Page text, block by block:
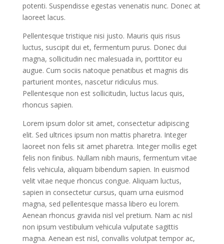
potenti. Suspendisse egestas venenatis nunc. Donec at
laoreet lacus.
Pellentesque tristique nisi justo. Mauris quis risus
luctus, suscipit dui et, fermentum purus. Donec dui
magna, sollicitudin nec malesuada in, porttitor eu
augue. Cum sociis natoque penatibus et magnis dis
parturient montes, nascetur ridiculus mus.
Pellentesque non est sollicitudin, luctus lacus quis,
rhoncus sapien.
Lorem ipsum dolor sit amet, consectetur adipiscing
elit. Sed ultrices ipsum non mattis pharetra. Integer
laoreet non felis sit amet pharetra. Integer mollis eget
felis non finibus. Nullam nibh mauris, fermentum vitae
felis vehicula, aliquam bibendum sapien. In euismod
velit vitae neque rhoncus congue. Aliquam luctus,
sapien in consectetur cursus, quam urna euismod
magna, sed pellentesque massa libero eu lorem.
Aenean rhoncus gravida nisl vel pretium. Nam ac nisl
non ipsum vestibulum vehicula vulputate sagittis
magna. Aenean est nisl, convallis volutpat tempor ac,